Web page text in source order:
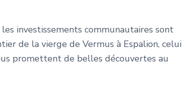
investissements communautaires sont
de la vierge de Vermus à Espalion, celui
promettent de belles découvertes au